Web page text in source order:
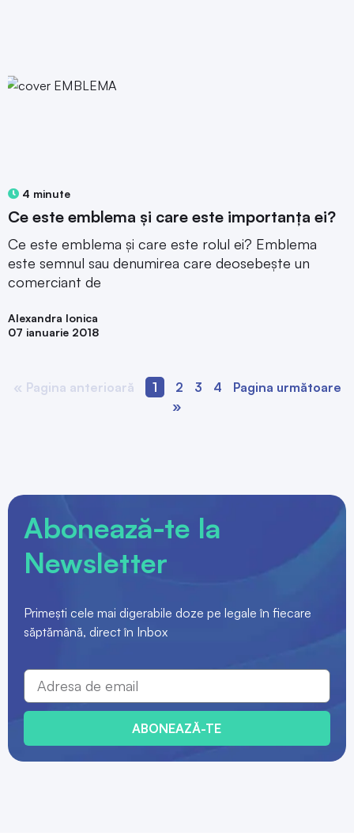
4 minute
Ce este emblema și care este importanța ei?
Ce este emblema și care este rolul ei? Emblema
este semnul sau denumirea care deosebește un
comerciant de
Alexandra Ionica
07 ianuarie 2018
« Pagina anterioară 1 2 3 4
Pagina următoare
»
Abonează-te la
Newsletter
Primești cele mai digerabile doze pe legale în fiecare
săptămână, direct în Inbox
ABONEAZĂ-TE